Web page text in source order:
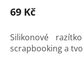
produktu
je
z
5
hvězdiček.
69 Kč
Silikonové
scrapbooking a